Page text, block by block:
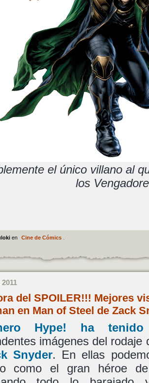
el único villano al
los
en Cine de Cómics.
del SPOILER!!! Mejores
en Man of Steel de Zack
Hype! ha tenido
imágenes del rodaje
Snyder. En ellas
como el gran héroe